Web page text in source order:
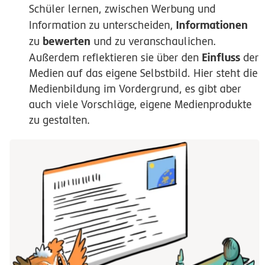
Schüler lernen, zwischen Werbung und
Information zu unterscheiden, Informationen
zu bewerten und zu veranschaulichen.
Außerdem reflektieren sie über den Einfluss der
Medien auf das eigene Selbstbild. Hier steht die
Medienbildung im Vordergrund, es gibt aber
auch viele Vorschläge, eigene Medienprodukte
zu gestalten.